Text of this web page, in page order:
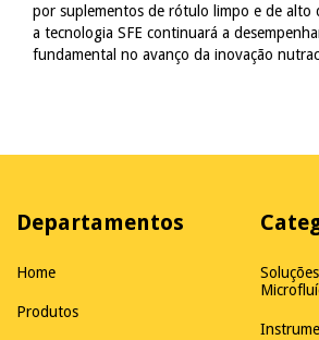
por suplementos de rótulo limpo e de alto
a tecnologia SFE continuará a
fundamental no avanço da inovação
Departamentos
Home
Produtos